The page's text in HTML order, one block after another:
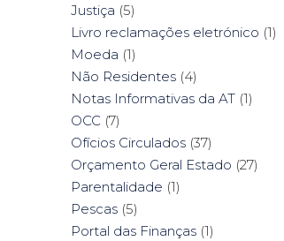
Justiça (5)
Livro reclamações eletrónico (1)
Moeda (1)
Não Residentes (4)
Notas Informativas da AT (1)
OCC (7)
Ofícios Circulados (37)
Orçamento Geral Estado (27)
Parentalidade (1)
Pescas (5)
Portal das Finanças (1)